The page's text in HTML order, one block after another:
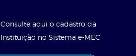
Consulte aqui o cadastro da
Instituição no Sistema e-MEC